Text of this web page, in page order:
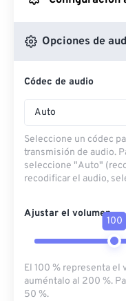
Desde
Desde
Opciones de
Códec de audio
Auto
Seleccione un códec
transmisión de audio.
seleccione "Auto"
recodificar el audio,
Ajustar el volumen
100
El 100 % representa el
auméntalo al 200 %.
50 %.